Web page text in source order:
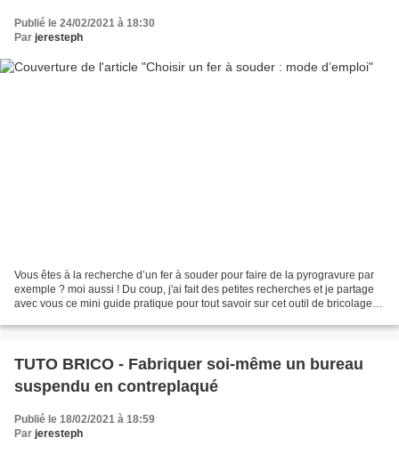
Publié le 24/02/2021 à 18:30
Par jeresteph
Vous êtes à la recherche d’un fer à souder pour faire de la pyrogravure par
exemple ? moi aussi ! Du coup, j'ai fait des petites recherches et je partage
avec vous ce mini guide pratique pour tout savoir sur cet outil de bricolage
TUTO BRICO - Fabriquer soi-même un bureau
suspendu en contreplaqué
Publié le 18/02/2021 à 18:59
Par jeresteph